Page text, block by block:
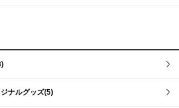
ナルグッズ(5)